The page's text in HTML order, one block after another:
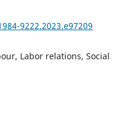
9222.2023.e97209
Labor relations, Social